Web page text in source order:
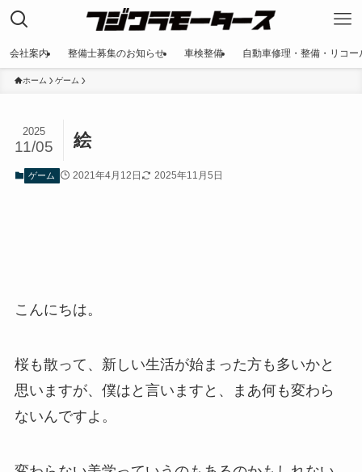
会社案内 整備士募集のお知らせ 車検整備 自動車修理・整備・リコー
ホーム ゲーム
絵
2025
11/05
ゲーム 2021年4月12日 2025年11月5日
こんにちは。
桜も散って、新しい生活が始まった方も多いかと
思いますが、僕はと言いますと、まあ何も変わら
ないんですよ。